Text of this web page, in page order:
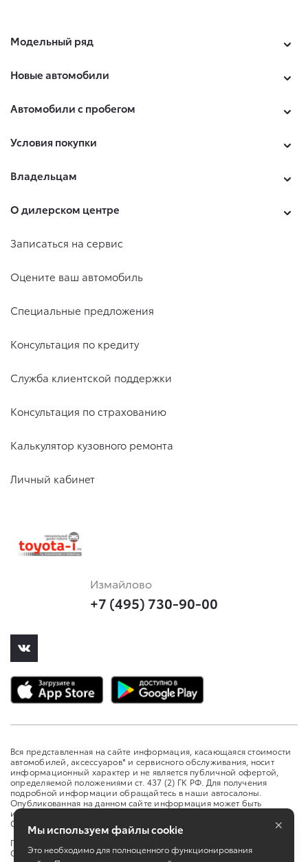
Модельный ряд
Новые автомобили
Автомобили с пробегом
Условия покупки
Владельцам
О дилерском центре
Записаться на сервис
Оцените ваш автомобиль
Специальные предложения
Консультация по кредиту
Служба клиентской поддержки
Консультация по страхованию
Калькулятор кузовного ремонта
Личный кабинет
Измайлово
+7 (495) 730-90-00
Вся представленная на сайте информация, касающаяся стоимости
автомобилей, аксессуаров* и сервисного обслуживания, носит
информационный характер и не является публичной офертой,
определяемой положениями ст. 437 (2) ГК РФ. Для получения
подробной информации обращайтесь в наши автосалоны.
Опубликованная на данном сайте информация может быть
изменена в любое время без предварительного уведомления. *
Стоимость аксессуаров указана без учета стоимости установки.
Правовая информация
Согласие на обработку персональных данных
Мы используем файлы cookie
Это необходимо для полноценного функционирования
×